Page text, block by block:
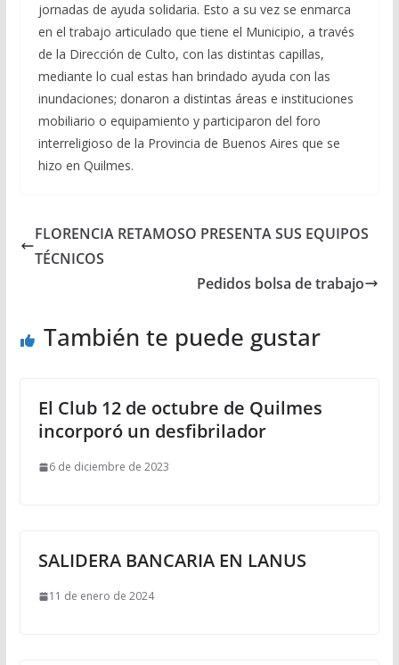
jornadas de ayuda solidaria. Esto a su vez se enmarca
en el trabajo articulado que tiene el Municipio, a través
de la Dirección de Culto, con las distintas capillas,
mediante lo cual estas han brindado ayuda con las
inundaciones; donaron a distintas áreas e instituciones
mobiliario o equipamiento y participaron del foro
interreligioso de la Provincia de Buenos Aires que se
hizo en Quilmes.
FLORENCIA RETAMOSO PRESENTA SUS EQUIPOS
TÉCNICOS
Pedidos bolsa de trabajo
También te puede gustar
El Club 12 de octubre de Quilmes
incorporó un desfibrilador
6 de diciembre de 2023
SALIDERA BANCARIA EN LANUS
11 de enero de 2024